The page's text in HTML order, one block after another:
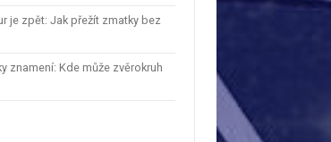
je zpět: Jak přežít zmatky bez
znamení: Kde může zvěrokruh